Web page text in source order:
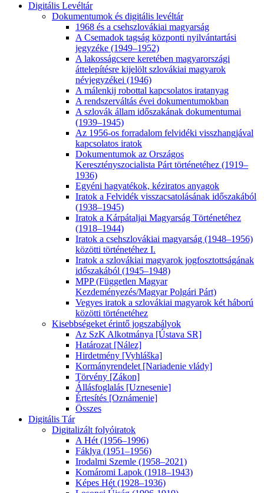
Digitális Levéltár
Dokumentumok és digitális levéltár
1968 és a csehszlovákiai magyarság
A Csemadok tagság központi nyilvántartási
jegyzéke (1949–1952)
A lakosságcsere keretében magyarországi
áttelepítésre kijelölt szlovákiai magyarok
névjegyzékei (1946)
A málenkij robottal kapcsolatos iratanyag
A rendszerváltás évei dokumentumokban
A szlovák állam időszakának dokumentumai
(1939–1945)
Az 1956-os forradalom felvidéki visszhangjával
kapcsolatos iratok
Dokumentumok az Országos
Keresztényszocialista Párt történetéhez (1919–
1936)
Egyéni hagyatékok, kéziratos anyagok
Iratok a Felvidék visszacsatolásának időszakából
(1938–1945)
Iratok a Kárpátaljai Magyarság Történetéhez
(1918–1944)
Iratok a csehszlovákiai magyarság (1948–1956)
közötti történetéhez I.
Iratok a szlovákiai magyarok jogfosztottságának
időszakából (1945–1948)
MPP (Független Magyar
Kezdeményezés/Magyar Polgári Párt)
Vegyes iratok a szlovákiai magyarok két háború
közötti történetéhez
Kisebbségeket érintő jogszabályok
Az SzK Alkotmánya [Ústava SR]
Határozat [Nález]
Hirdetmény [Vyhláška]
Kormányrendelet [Nariadenie vlády]
Törvény [Zákon]
Állásfoglalás [Uznesenie]
Értesítés [Oznámenie]
Összes
Digitális Tár
Digitalizált folyóiratok
A Hét (1956–1996)
Fáklya (1951–1956)
Irodalmi Szemle (1958–2021)
Komáromi Lapok (1918–1943)
Képes Hét (1928–1936)